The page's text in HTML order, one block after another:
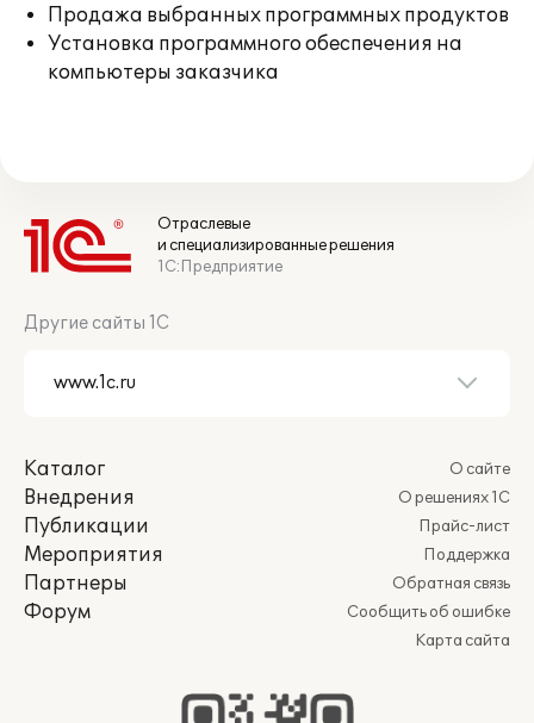
Продажа выбранных программных продуктов
Установка программного обеспечения на
компьютеры заказчика
Отраслевые
и специализированные решения
1С:Предприятие
Другие сайты 1С
Каталог
Внедрения
Публикации
Мероприятия
Партнеры
Форум
О сайте
О решениях 1С
Прайс-лист
Поддержка
Обратная связь
Сообщить об ошибке
Карта сайта